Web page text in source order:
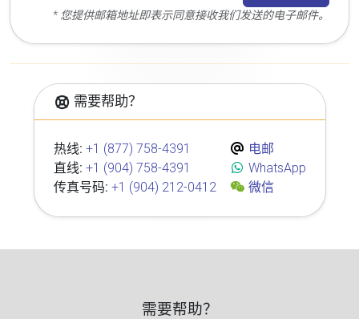
* 您提供邮箱地址即表示同意接收我们发送的电子邮件。
需要帮助？
热线: +1 (877) 758-4391
直线: +1 (904) 758-4391
传真号码: +1 (904) 212-0412
电邮
WhatsApp
微信
需要帮助？